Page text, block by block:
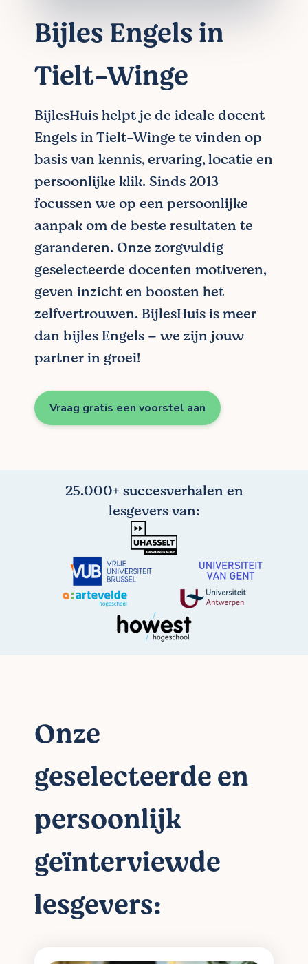
Bijles Engels in
Tielt-Winge
BijlesHuis helpt je de ideale docent
Engels in Tielt-Winge te vinden op
basis van kennis, ervaring, locatie en
persoonlijke klik. Sinds 2013
focussen we op een persoonlijke
aanpak om de beste resultaten te
garanderen. Onze zorgvuldig
geselecteerde docenten motiveren,
geven inzicht en boosten het
zelfvertrouwen. BijlesHuis is meer
dan bijles Engels – we zijn jouw
partner in groei!
Vraag gratis een voorstel aan
25.000+ succesverhalen en
lesgevers van:
Onze
geselecteerde en
persoonlijk
geïnterviewde
lesgevers: